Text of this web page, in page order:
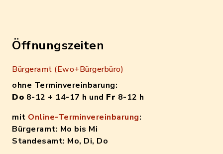
Öffnungszeiten
Bürgeramt (Ewo+Bürgerbüro)
ohne Terminvereinbarung:
Do 8-12 + 14-17 h und Fr 8-12 h
mit Online-Terminvereinbarung:
Bürgeramt: Mo bis Mi
Standesamt: Mo, Di, Do